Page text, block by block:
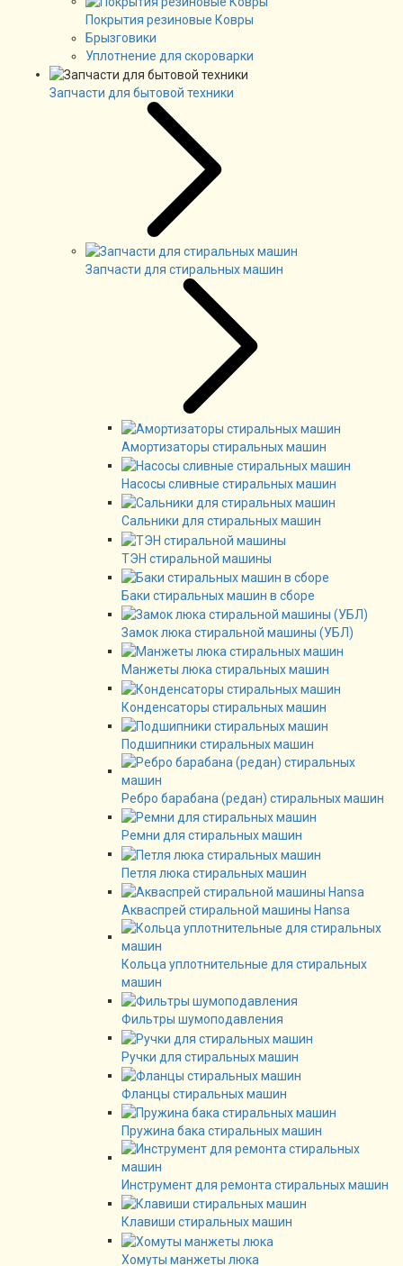
Покрытия резиновые Ковры
Брызговики
Уплотнение для скороварки
Запчасти для бытовой техники
Запчасти для стиральных машин
Амортизаторы стиральных машин
Насосы сливные стиральных машин
Сальники для стиральных машин
ТЭН стиральной машины
Баки стиральных машин в сборе
Замок люка стиральной машины (УБЛ)
Манжеты люка стиральных машин
Конденсаторы стиральных машин
Подшипники стиральных машин
Ребро барабана (редан) стиральных машин
Ремни для стиральных машин
Петля люка стиральных машин
Акваспрей стиральной машины Hansa
Кольца уплотнительные для стиральных
машин
Фильтры шумоподавления
Ручки для стиральных машин
Фланцы стиральных машин
Пружина бака стиральных машин
Инструмент для ремонта стиральных машин
Клавиши стиральных машин
Хомуты манжеты люка